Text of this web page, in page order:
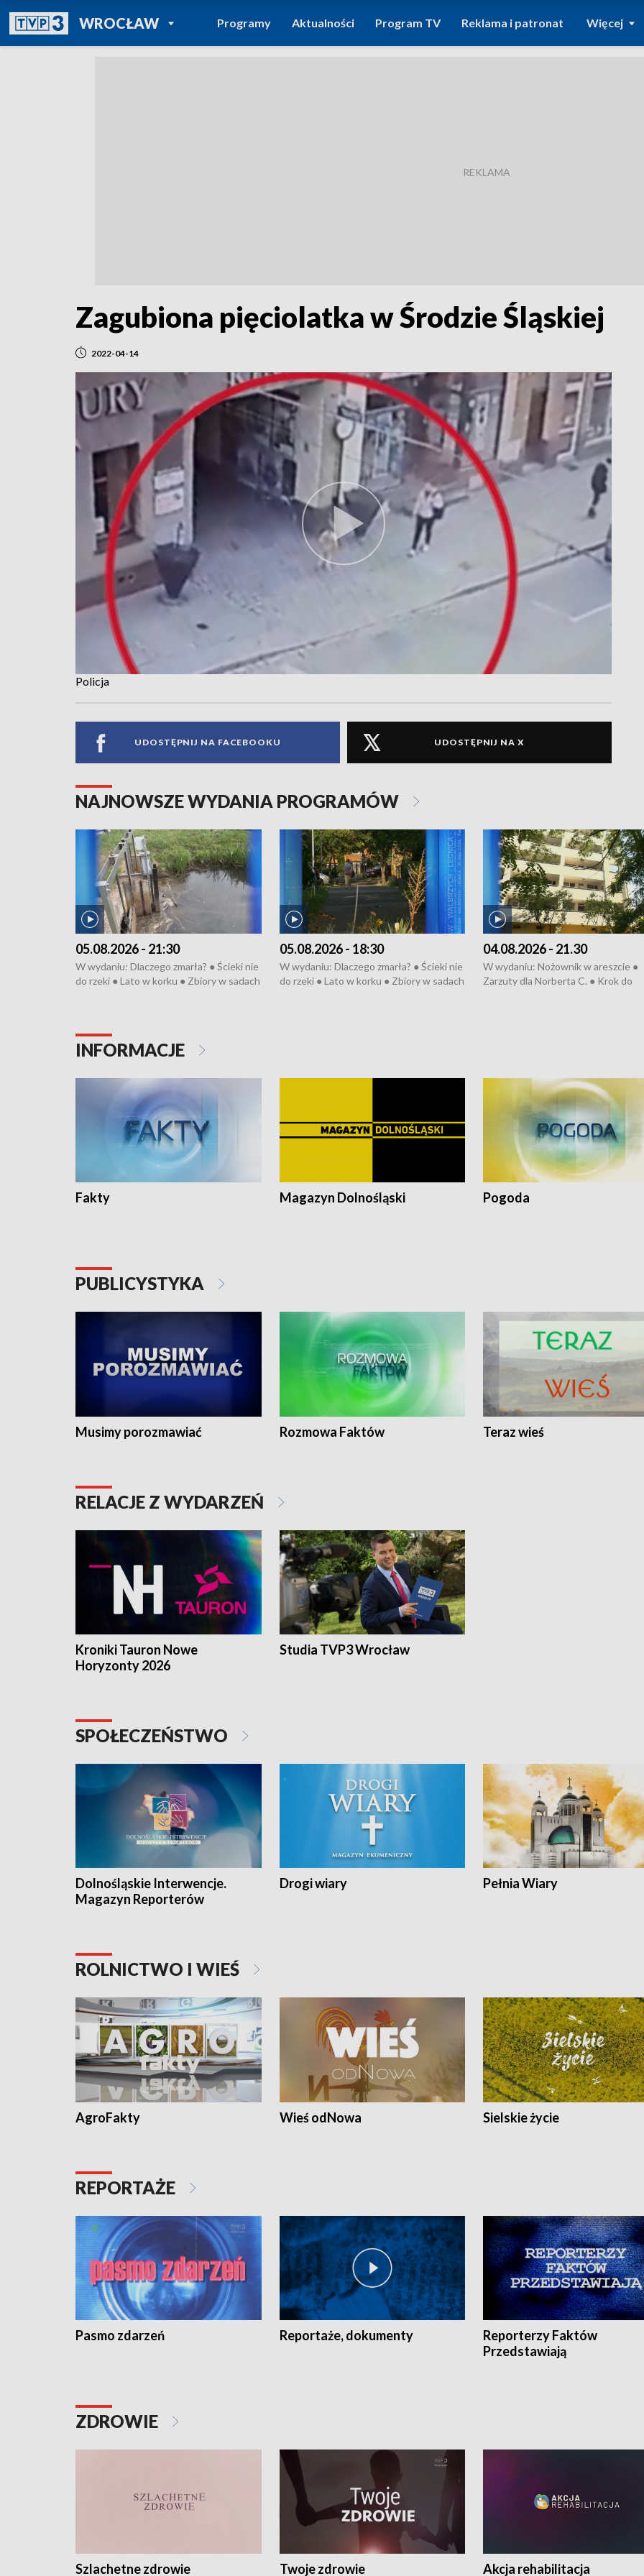
WROCŁAWPOWRÓT DO
TVP REGIONY
Programy Aktualności Program TV Reklama i patronat Więcej
Zagubiona pięciolatka w Środzie Śląskiej
2022-04-14
Policja
UDOSTĘPNIJ NA FACEBOOKU UDOSTĘPNIJ NA X
NAJNOWSZE WYDANIA PROGRAMÓW
05.08.2026 - 21:30
W wydaniu: Dlaczego zmarła? ● Ścieki nie
do rzeki ● Lato w korku ● Zbiory w sadach
05.08.2026 - 18:30
W wydaniu: Dlaczego zmarła? ● Ścieki nie
do rzeki ● Lato w korku ● Zbiory w sadach
04.08.2026 - 21.30
W wydaniu: Nożownik w areszcie ●
Zarzuty dla Norberta C. ● Krok do
INFORMACJE
Fakty Magazyn Dolnośląski Pogoda
PUBLICYSTYKA
Musimy porozmawiać Rozmowa Faktów Teraz wieś
RELACJE Z WYDARZEŃ
Kroniki Tauron Nowe
Horyzonty 2026
Studia TVP3 Wrocław
SPOŁECZEŃSTWO
Dolnośląskie Interwencje.
Magazyn Reporterów
Drogi wiary Pełnia Wiary
ROLNICTWO I WIEŚ
AgroFakty Wieś odNowa Sielskie życie
REPORTAŻE
Pasmo zdarzeń Reportaże, dokumenty
Reporterzy Faktów
Przedstawiają
ZDROWIE
Szlachetne zdrowie Twoje zdrowie Akcja rehabilitacja